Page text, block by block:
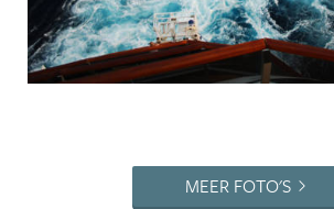
MEER FOTO'S